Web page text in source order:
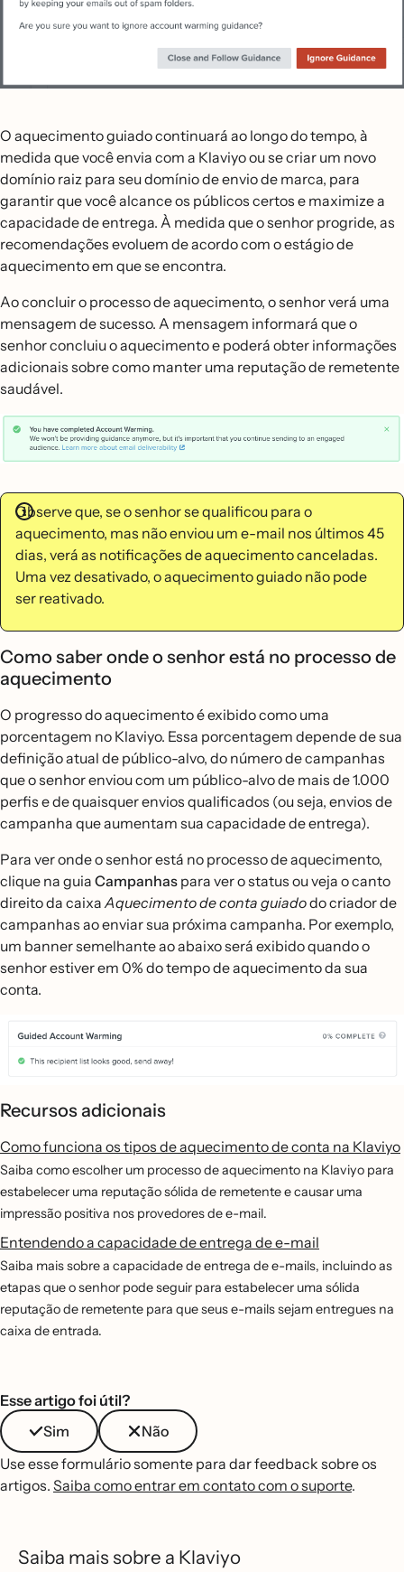
O aquecimento guiado continuará ao longo do tempo, à
medida que você envia com a Klaviyo ou se criar um novo
domínio raiz para seu domínio de envio de marca, para
garantir que você alcance os públicos certos e maximize a
capacidade de entrega. À medida que o senhor progride, as
recomendações evoluem de acordo com o estágio de
aquecimento em que se encontra.
Ao concluir o processo de aquecimento, o senhor verá uma
mensagem de sucesso. A mensagem informará que o
senhor concluiu o aquecimento e poderá obter informações
adicionais sobre como manter uma reputação de remetente
saudável.
Observe que, se o senhor se qualificou para o
aquecimento, mas não enviou um e-mail nos últimos 45
dias, verá as notificações de aquecimento canceladas.
Uma vez desativado, o aquecimento guiado não pode
ser reativado.
Como saber onde o senhor está no processo de
aquecimento
O progresso do aquecimento é exibido como uma
porcentagem no Klaviyo. Essa porcentagem depende de sua
definição atual de público-alvo, do número de campanhas
que o senhor enviou com um público-alvo de mais de 1.000
perfis e de quaisquer envios qualificados (ou seja, envios de
campanha que aumentam sua capacidade de entrega).
Para ver onde o senhor está no processo de aquecimento,
clique na guia Campanhas para ver o status ou veja o canto
direito da caixa Aquecimento de conta guiadodo criador de
campanhas ao enviar sua próxima campanha. Por exemplo,
um banner semelhante ao abaixo será exibido quando o
senhor estiver em 0% do tempo de aquecimento da sua
conta.
Recursos adicionais
Como funciona os tipos de aquecimento de conta na Klaviyo
Saiba como escolher um processo de aquecimento na Klaviyo para
estabelecer uma reputação sólida de remetente e causar uma
impressão positiva nos provedores de e-mail.
Entendendo a capacidade de entrega de e-mail
Saiba mais sobre a capacidade de entrega de e-mails, incluindo as
etapas que o senhor pode seguir para estabelecer uma sólida
reputação de remetente para que seus e-mails sejam entregues na
caixa de entrada.
Esse artigo foi útil?
Sim
Não
Use esse formulário somente para dar feedback sobre os
artigos. Saiba como entrar em contato com o suporte.
Saiba mais sobre a Klaviyo